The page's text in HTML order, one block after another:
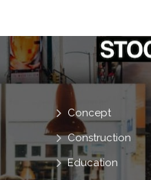
Concept
Construction
Education